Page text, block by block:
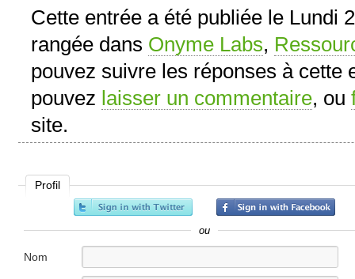
Cette entrée a été publiée le Lundi
rangée dans Onyme Labs,
pouvez suivre les réponses à cette
pouvez laisser un commentaire, ou
site.
Profil
ou
Nom